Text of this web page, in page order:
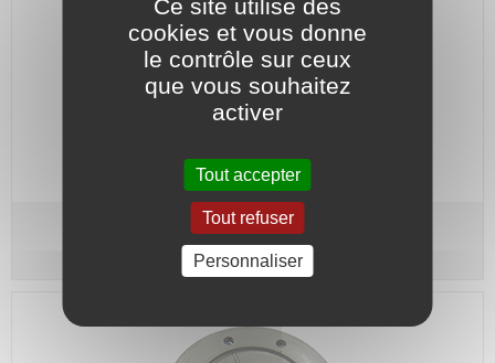
Moteur triphasé 2 vitesses 1500/750 tr/min
Ce site utilise des
cookies et vous donne
le contrôle sur ceux
que vous souhaitez
activer
Tout accepter
Tout refuser
Personnaliser